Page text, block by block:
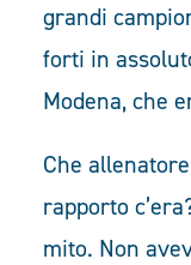
grandi
forti in
Modena, che
Che
rapporto
mito. Non